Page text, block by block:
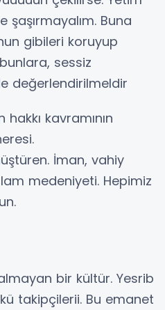
şaşırmayalım. Buna
gibileri koruyup
sessiz
değerlendirilmeldir
kavramının
İman, vahiy
medeniyeti. Hepimiz
bir kültür. Yesrib
takipçilerii. Bu emanet